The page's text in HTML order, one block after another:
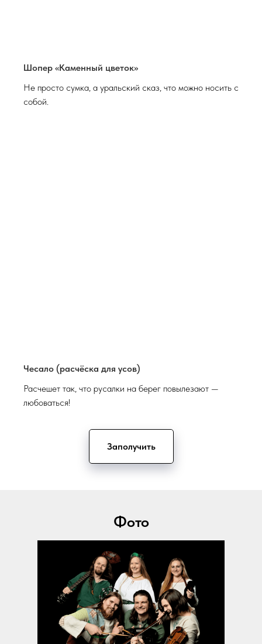
Шопер «Каменный цветок»
Не просто сумка, а уральский сказ, что можно носить с
собой.
Чесало (расчёска для усов)
Расчешет так, что русалки на берег повылезают —
любоваться!
Заполучить
Фото